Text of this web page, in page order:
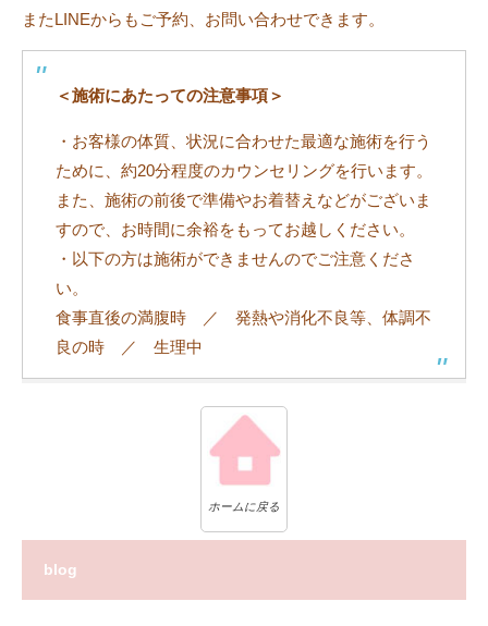
またLINEからもご予約、お問い合わせできます。
＜施術にあたっての注意事項＞
・お客様の体質、状況に合わせた最適な施術を行う
ために、約20分程度のカウンセリングを行います。
また、施術の前後で準備やお着替えなどがございま
すので、お時間に余裕をもってお越しください。
・以下の方は施術ができませんのでご注意くださ
い。
食事直後の満腹時 ／ 発熱や消化不良等、体調不
良の時 ／ 生理中
ホームに戻る
blog